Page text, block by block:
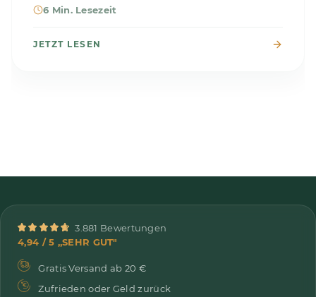
6 Min. Lesezeit
JETZT LESEN
3.881 Bewertungen
4,94 / 5 „SEHR GUT"
Gratis Versand ab 20 €
Zufrieden oder Geld zurück